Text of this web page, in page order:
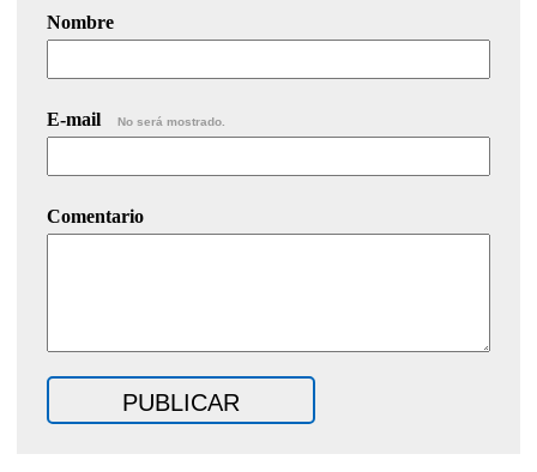
Nombre
E-mail No será mostrado.
Comentario